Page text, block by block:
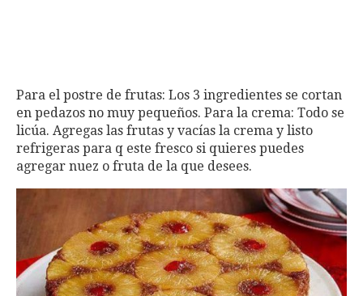
Para el postre de frutas: Los 3 ingredientes se cortan
en pedazos no muy pequeños. Para la crema: Todo se
licúa. Agregas las frutas y vacías la crema y listo
refrigeras para q este fresco si quieres puedes
agregar nuez o fruta de la que desees.